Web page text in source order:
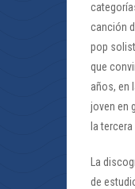
canción
pop
que
años, en
joven en
la
La
de